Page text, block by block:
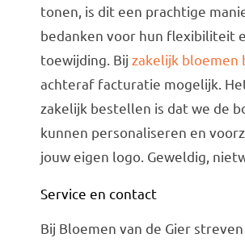
tonen, is dit een prachtige
bedanken voor hun flexibiliteit
toewijding. Bij zakelijk bloemen
achteraf facturatie mogelijk.
zakelijk bestellen is dat we de
kunnen personaliseren en
jouw eigen logo. Geweldig,
Service en contact
Bij Bloemen van de Gier